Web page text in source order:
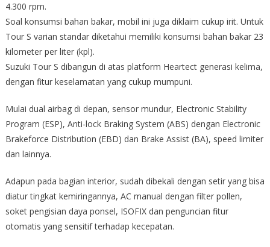
4.300 rpm.
Soal konsumsi bahan bakar, mobil ini juga diklaim cukup irit. Untuk
Tour S varian standar diketahui memiliki konsumsi bahan bakar 23
kilometer per liter (kpl).
Suzuki Tour S dibangun di atas platform Heartect generasi kelima,
dengan fitur keselamatan yang cukup mumpuni.
Mulai dual airbag di depan, sensor mundur, Electronic Stability
Program (ESP), Anti-lock Braking System (ABS) dengan Electronic
Brakeforce Distribution (EBD) dan Brake Assist (BA), speed limiter
dan lainnya.
Adapun pada bagian interior, sudah dibekali dengan setir yang bisa
diatur tingkat kemiringannya, AC manual dengan filter pollen,
soket pengisian daya ponsel, ISOFIX dan penguncian fitur
otomatis yang sensitif terhadap kecepatan.